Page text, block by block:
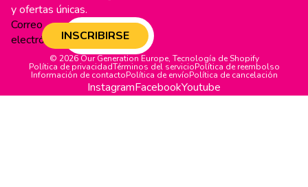
y ofertas únicas.
Correo
electrónicoINSCRIBIRSE
© 2026 Our Generation Europe, Tecnología de Shopify
Política de privacidadTérminos del servicioPolítica de reembolso
Información de contactoPolítica de envíoPolítica de cancelación
InstagramFacebookYoutube